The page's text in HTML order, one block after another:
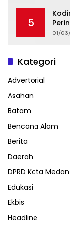
5
01/
Kategori
Advertorial
Asahan
Batam
Bencana Alam
Berita
Daerah
DPRD Kota Medan
Edukasi
Ekbis
Headline